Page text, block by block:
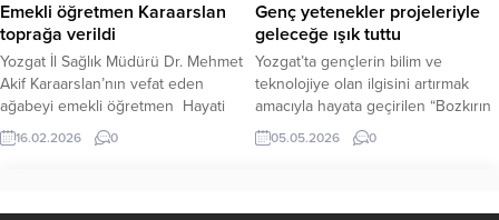
Emekli öğretmen Karaarslan
toprağa verildi
Yozgat İl Sağlık Müdürü Dr. Mehmet
Akif Karaarslan’nın vefat eden
ağabeyi emekli öğretmen Hayati
Karaarslan’ın cenazesi Sarıkaya
Çarşı Camiinde öğle namazının
16.02.2026 0
Genç yetenekler projeleriyle
geleceğe ışık tuttu
Yozgat’ta gençlerin bilim ve
teknolojiye olan ilgisini artırmak
amacıyla hayata geçirilen “Bozkırın
Mucitleri Proje Yarışması”
kapsamında jüri sunumları büyük
05.05.2026 0